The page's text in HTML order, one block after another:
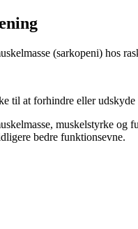
(sarkopeni) hos
til at forhindre eller udskyde
muskelstyrke og
bedre funktionsevne.